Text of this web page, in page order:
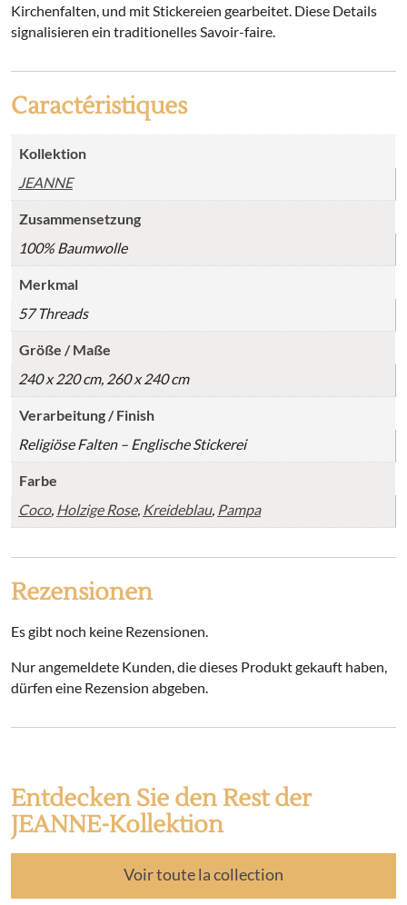
Kirchenfalten, und mit Stickereien gearbeitet. Diese Details
signalisieren ein traditionelles Savoir-faire.
Caractéristiques
Kollektion
JEANNE
Zusammensetzung
100% Baumwolle
Merkmal
57 Threads
Größe / Maße
240 x 220 cm, 260 x 240 cm
Verarbeitung / Finish
Religiöse Falten – Englische Stickerei
Farbe
Coco, Holzige Rose, Kreideblau, Pampa
Rezensionen
Es gibt noch keine Rezensionen.
Nur angemeldete Kunden, die dieses Produkt gekauft haben,
dürfen eine Rezension abgeben.
Entdecken Sie den Rest der
JEANNE-Kollektion
Voir toute la collection